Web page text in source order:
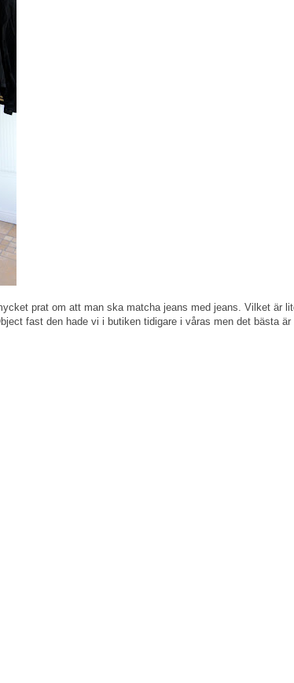
prat om att man ska matcha jeans med jeans. Vilket är
fast den hade vi i butiken tidigare i våras men det bästa